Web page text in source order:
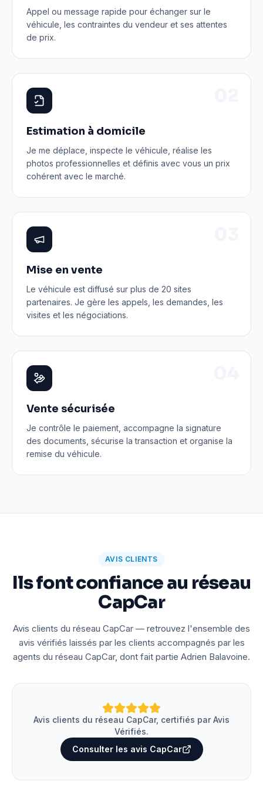
Appel ou message rapide pour échanger sur le
véhicule, les contraintes du vendeur et ses attentes
de prix.
Estimation à domicile
Je me déplace, inspecte le véhicule, réalise les
photos professionnelles et définis avec vous un prix
cohérent avec le marché.
Mise en vente
Le véhicule est diffusé sur plus de 20 sites
partenaires. Je gère les appels, les demandes, les
visites et les négociations.
Vente sécurisée
Je contrôle le paiement, accompagne la signature
des documents, sécurise la transaction et organise la
remise du véhicule.
AVIS CLIENTS
Ils font confiance au réseau
CapCar
Avis clients du réseau CapCar — retrouvez l'ensemble des
avis vérifiés laissés par les clients accompagnés par les
agents du réseau CapCar, dont fait partie Adrien Balavoine.
Avis clients du réseau CapCar, certifiés par Avis
Vérifiés.
Consulter les avis CapCar